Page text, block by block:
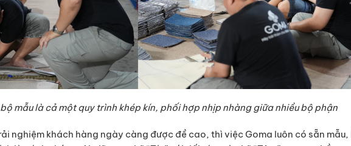
mẫu là cả một quy trình khép kín, phối hợp nhịp nhàng giữa nhiều bộ phận
nghiệm khách hàng ngày càng được đề cao, thì việc Goma luôn có sẵn mẫu,